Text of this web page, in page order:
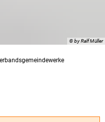
© by Ralf Müller